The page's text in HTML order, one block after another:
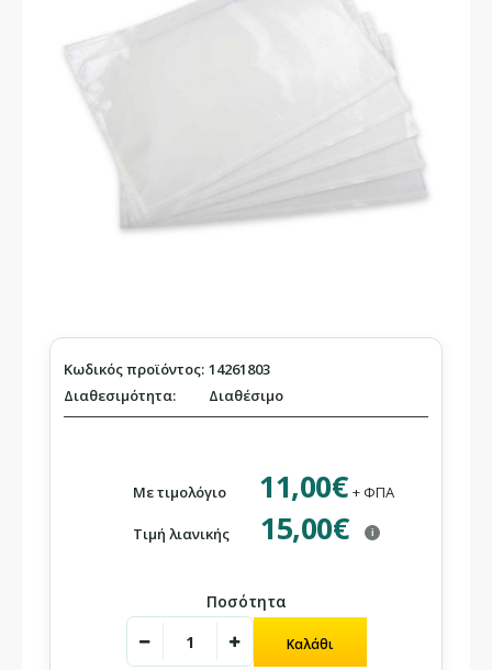
Κωδικός προϊόντος: 14261803
Διαθεσιμότητα:
Διαθέσιμο
Με τιμολόγιο 11,00€ + ΦΠΑ
Τιμή λιανικής 15,00€ i
Ποσότητα